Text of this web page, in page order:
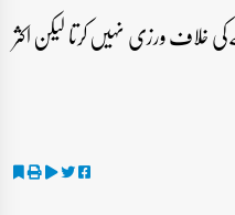
خلاف ورزی نہیں کرتا لیکن اکثر